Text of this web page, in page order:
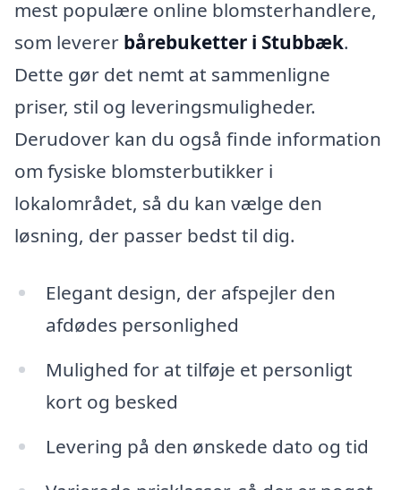
mest populære online blomsterhandlere,
som leverer bårebuketter i Stubbæk.
Dette gør det nemt at sammenligne
priser, stil og leveringsmuligheder.
Derudover kan du også finde information
om fysiske blomsterbutikker i
lokalområdet, så du kan vælge den
løsning, der passer bedst til dig.
Elegant design, der afspejler den
afdødes personlighed
Mulighed for at tilføje et personligt
kort og besked
Levering på den ønskede dato og tid